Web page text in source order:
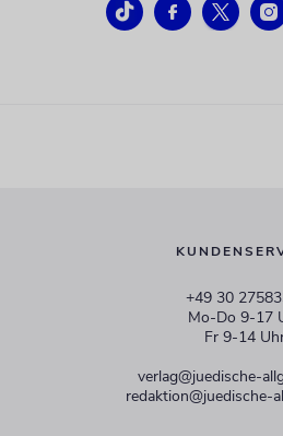
+49 30
Mo-Do 9-17
Fr 9-14
verlag@juedische-
redaktion@juedische-